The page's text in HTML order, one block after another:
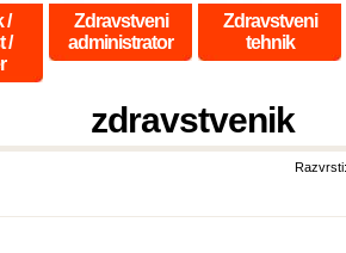
/
/
Zdravstveni
administrator
Zdravstveni
tehnik
zdravstvenik
Razvrsti: